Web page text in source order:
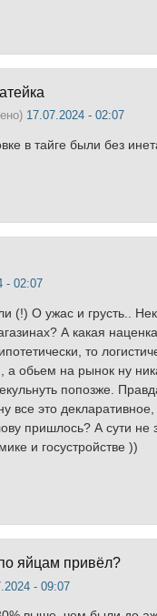
17.07.2024 - 02:07
в тайге были без
- 02:07
(!) О ужас и грусть..
А какая
то
а обьем на рынок ну
попозже.
все это
пришлось? А сути
и госустройстве ))
яйцам привёл?
- 09:07